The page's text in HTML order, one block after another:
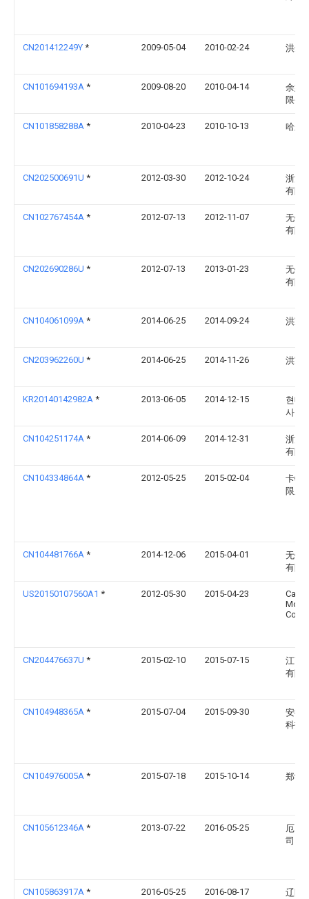
CN201412249Y * 2009-05-04 2010-02-24 洪选
CN101694193A * 2009-08-20 2010-04-14
余姚
限公
CN101858288A * 2010-04-23 2010-10-13 哈尔
CN202500691U * 2012-03-30 2012-10-24
浙江
有限
CN102767454A * 2012-07-13 2012-11-07
无锡
有限
CN202690286U * 2012-07-13 2013-01-23
无锡
有限
CN104061099A * 2014-06-25 2014-09-24 洪宝
CN203962260U * 2014-06-25 2014-11-26 洪宝
KR20140142982A * 2013-06-05 2014-12-15
현대
사
CN104251174A * 2014-06-09 2014-12-31
浙江
有限
CN104334864A * 2012-05-25 2015-02-04
卡特
限及
CN104481766A * 2014-12-06 2015-04-01
无锡
有限
US20150107560A1 * 2012-05-30 2015-04-23
Co.
CN204476637U * 2015-02-10 2015-07-15
江西
有限
CN104948365A * 2015-07-04 2015-09-30
安徽
科技
CN104976005A * 2015-07-18 2015-10-14 郑学
CN105612346A * 2013-07-22 2016-05-25
厄弗
司
CN105863917A * 2016-05-25 2016-08-17 辽阳